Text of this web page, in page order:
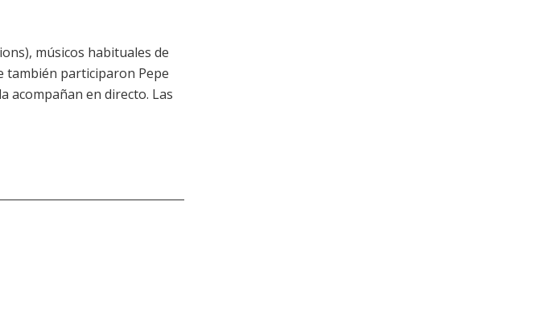
músicos habituales de
también participaron Pepe
acompañan en directo. Las